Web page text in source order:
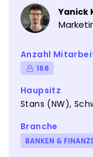
Yanick
Anzahl
166
Haupsitz
Stans (NW),
Branche
BANKEN &